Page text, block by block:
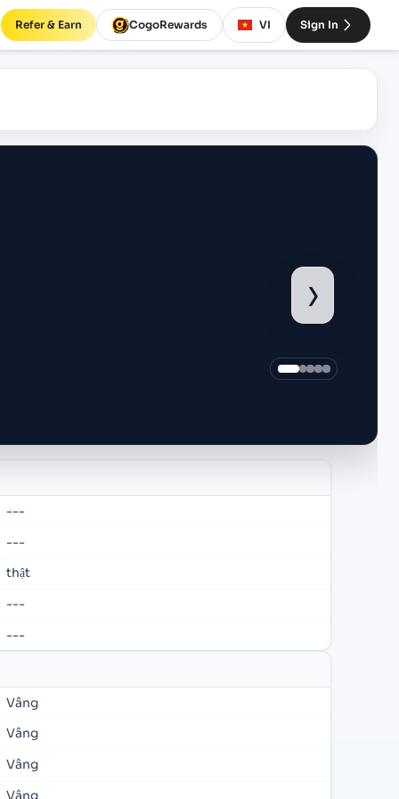
Refer & Earn CogoRewards VI Sign In
›
---
---
thật
---
---
Vâng
Vâng
Vâng
Vâng